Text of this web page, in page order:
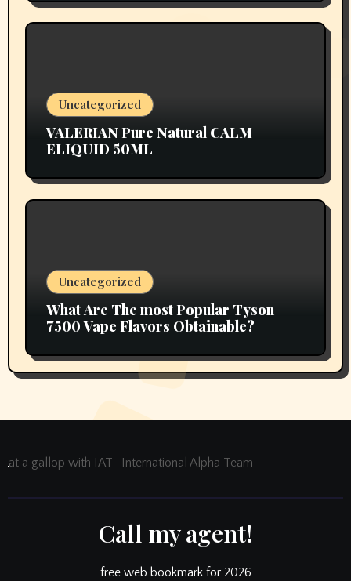
Uncategorized
VALERIAN Pure Natural CALM
ELIQUID 50ML
Uncategorized
What Are The most Popular Tyson
7500 Vape Flavors Obtainable?
at a gallop with IAT- International Alpha Team
Call my agent!
free web bookmark for 2026